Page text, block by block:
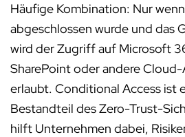
Häufige Kombination: Nur
abgeschlossen wurde und das
wird der Zugriff auf Microsoft
SharePoint oder andere
erlaubt. Conditional Access ist
Bestandteil des Zero-Trust-
hilft Unternehmen dabei,